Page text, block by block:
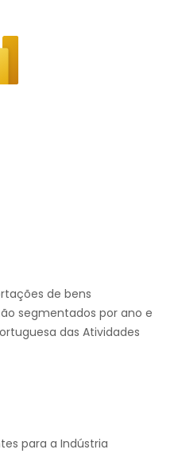
de bens
segmentados por ano e
das Atividades
para a Indústria